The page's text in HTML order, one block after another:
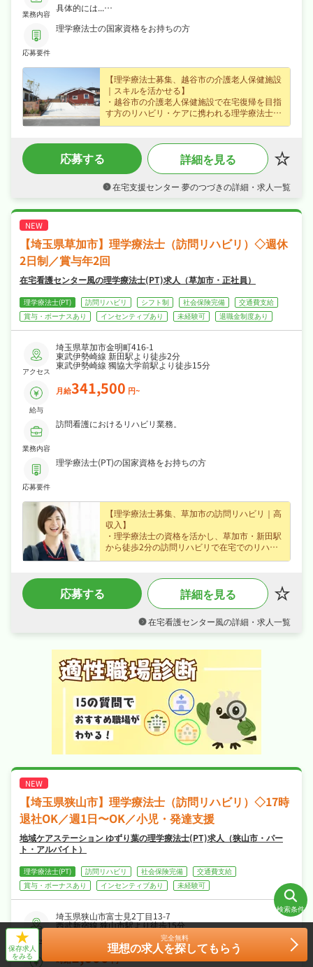
業務内容
具体的には...
・リハビリテーションの実施
・利用者やご家族への動作指導・介助指導・相談
応募要件
理学療法士の国家資格をお持ちの方
【理学療法士募集、越谷市の介護老人保健施設
｜スキルを活かせる】
・越谷市の介護老人保健施設で在宅復帰を目指
す方のリハビリ・ケアに携われる理学療法士求
人、経験不問でじっくり成長できます☆
よく収入を得られます☆
・日曜・祝日休みでメリハリよく働け、ワーク
ライフバランスも抜群☆
い」を全力でサポートします☆
応募する 詳細を見る
在宅支援センター 夢のつづきの詳細・求人一覧
【埼玉県草加市】理学療法士（訪問リハビリ）◇週休
2日制／賞与年2回
在宅看護センター風の理学療法士(PT)求人（草加市・正社員）
理学療法士(PT) 訪問リハビリ シフト制 社会保険完備
交通費支給
賞与・ボーナスあり
インセンティブあり 未経験可 退職金制度あり
アクセス
埼玉県草加市金明町416-1
東武伊勢崎線 新田駅より徒歩2分
東武伊勢崎線 獨協大学前駅より徒歩15分
給与
月給341,500 円~
業務内容
訪問看護におけるリハビリ業務。
応募要件
理学療法士(PT)の国家資格をお持ちの方
【理学療法士募集、草加市の訪問リハビリ｜高
収入】
・理学療法士の資格を活かし、草加市・新田駅
から徒歩2分の訪問リハビリで在宅でのリハビ
リ支援をお任せ、はじめての方も歓迎でじっく
・正社員で月給34.1万円〜、賞与年2回・資格
手当・役職手当など各種手当など好待遇で、安
定した収入を目指せます◎
ワークライフバランスも抜群◎
して長く働ける環境が魅力です◎
応募する 詳細を見る
在宅看護センター風の詳細・求人一覧
【埼玉県狭山市】理学療法士（訪問リハビリ）◇17時
退社OK／週1日〜OK／小児・発達支援
地域ケアステーション ゆずり葉の理学療法士(PT)求人（狭山市・パー
ト・アルバイト）
理学療法士(PT) 訪問リハビリ 社会保険完備
交通費支給
賞与・ボーナスあり
インセンティブあり 未経験可
アクセス
埼玉県狭山市富士見2丁目13-7
西武新宿線 狭山市駅より徒歩15分
西武新宿線 入曽駅より徒歩25分
時給1,600円~
検索条件
保存求人
をみる
完全無料
理想の求人を探してもらう
件